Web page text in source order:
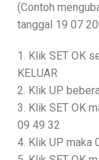
(Contoh
tanggal 19 07
1. Klik SET OK
KELUAR
2. Klik UP
3. Klik SET OK
09 49 32
4. Klik UP maka